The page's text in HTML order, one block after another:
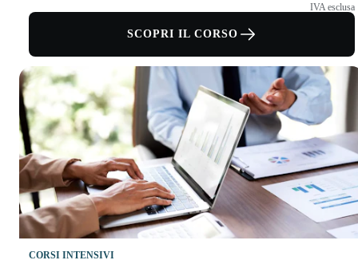
IVA esclusa
SCOPRI IL CORSO
CORSI INTENSIVI